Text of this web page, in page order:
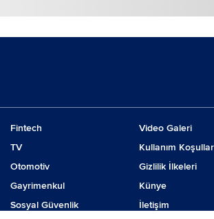
Fintech
TV
Otomotiv
Gayrimenkul
Sosyal Güvenlik
Video Galeri
Kullanım
Gizlilik İlkeleri
Künye
İletişim